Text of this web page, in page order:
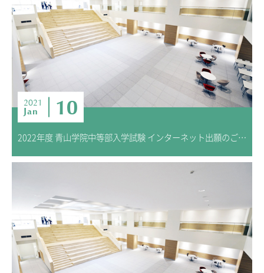
2021
Jan 10
2022年度 青山学院中等部入学試験 インターネット出願のご案内